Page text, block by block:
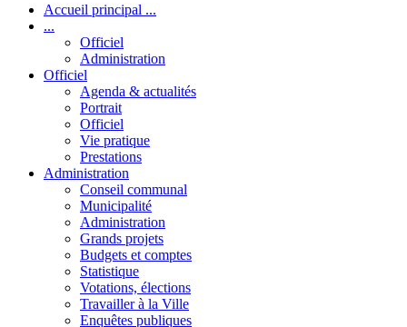
Accueil principal ...
...
Officiel
Administration
Officiel
Agenda & actualités
Portrait
Officiel
Vie pratique
Prestations
Administration
Conseil communal
Municipalité
Administration
Grands projets
Budgets et comptes
Statistique
Votations, élections
Travailler à la Ville
Enquêtes publiques